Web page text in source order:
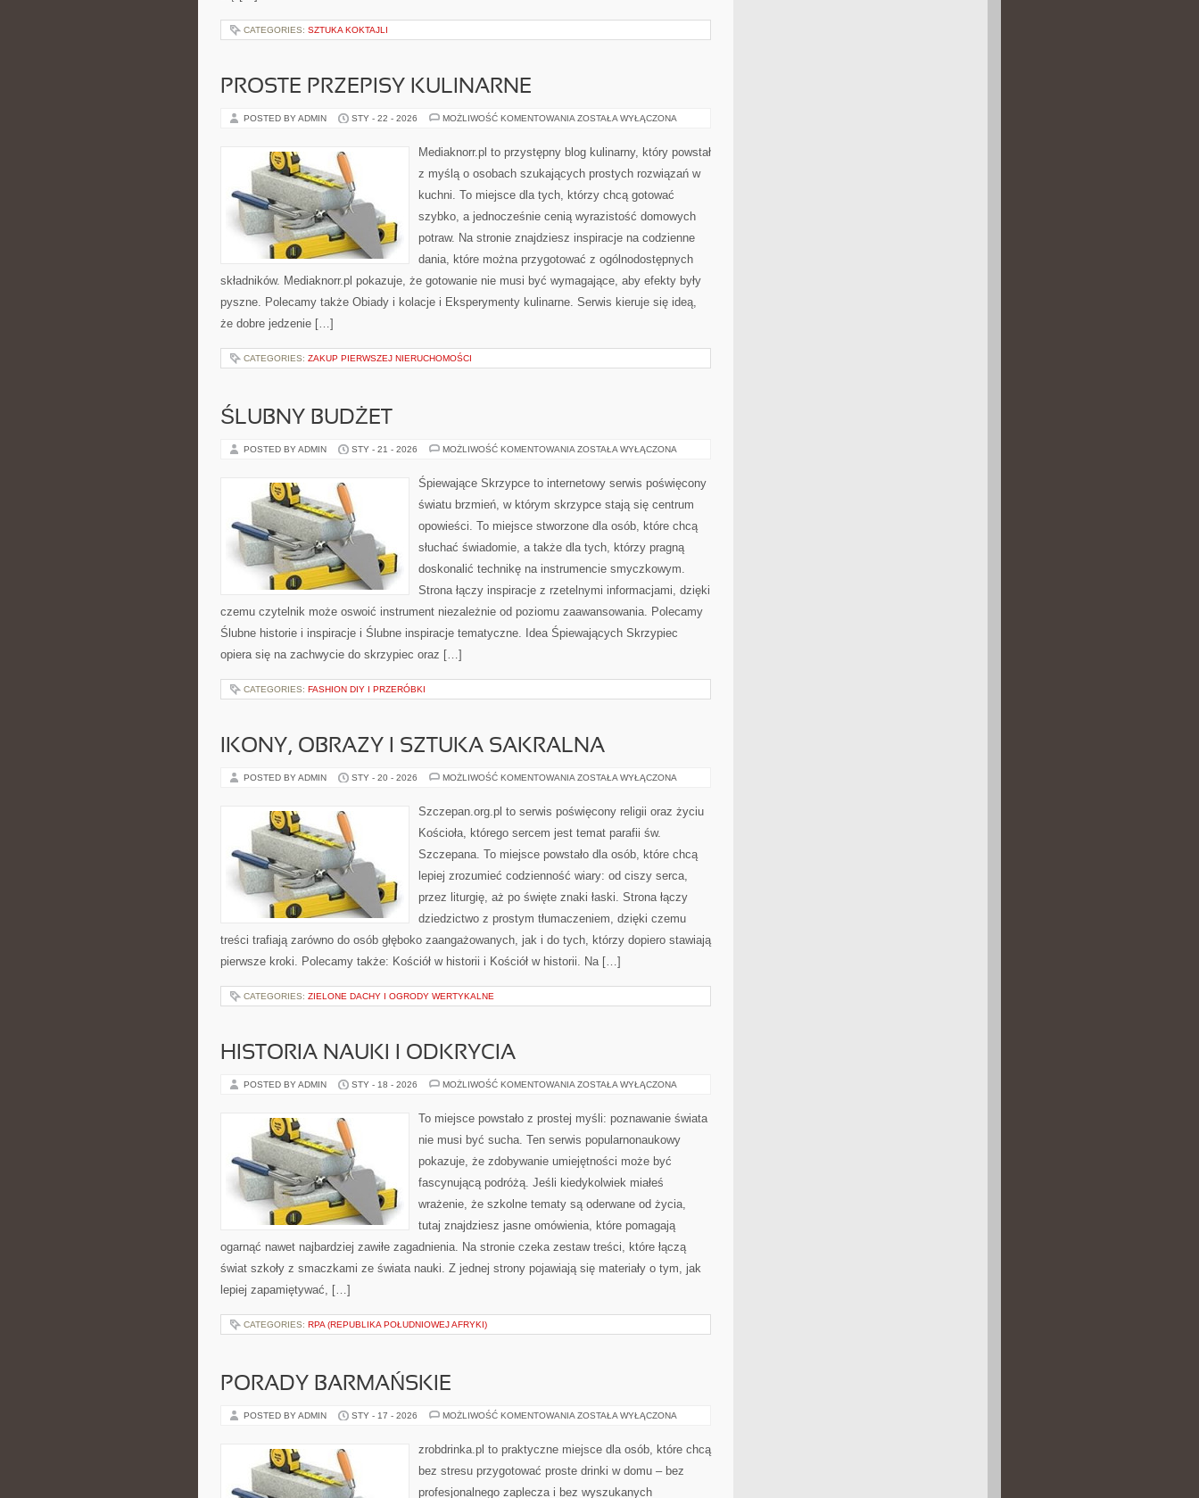
CATEGORIES: SZTUKA KOKTAJLI
PROSTE PRZEPISY KULINARNE
POSTED BY ADMIN STY - 22 - 2026 MOŻLIWOŚĆ KOMENTOWANIA PROSTE
ZOSTAŁA WYŁĄCZONA
Mediaknorr.pl to przystępny blog kulinarny, który powstał
z myślą o osobach szukających prostych rozwiązań w
kuchni. To miejsce dla tych, którzy chcą gotować
szybko, a jednocześnie cenią wyrazistość domowych
potraw. Na stronie znajdziesz inspiracje na codzienne
dania, które można przygotować z ogólnodostępnych
składników. Mediaknorr.pl pokazuje, że gotowanie nie musi być wymagające, aby efekty były
pyszne. Polecamy także Obiady i kolacje i Eksperymenty kulinarne. Serwis kieruje się ideą,
że dobre jedzenie […]
CATEGORIES: ZAKUP PIERWSZEJ NIERUCHOMOŚCI
ŚLUBNY BUDŻET
POSTED BY ADMIN STY - 21 - 2026 MOŻLIWOŚĆ KOMENTOWANIA ŚLUBNY
ZOSTAŁA WYŁĄCZONA
Śpiewające Skrzypce to internetowy serwis poświęcony
światu brzmień, w którym skrzypce stają się centrum
opowieści. To miejsce stworzone dla osób, które chcą
słuchać świadomie, a także dla tych, którzy pragną
doskonalić technikę na instrumencie smyczkowym.
Strona łączy inspiracje z rzetelnymi informacjami, dzięki
czemu czytelnik może oswoić instrument niezależnie od poziomu zaawansowania. Polecamy
Ślubne historie i inspiracje i Ślubne inspiracje tematyczne. Idea Śpiewających Skrzypiec
opiera się na zachwycie do skrzypiec oraz […]
CATEGORIES: FASHION DIY I PRZERÓBKI
IKONY, OBRAZY I SZTUKA SAKRALNA
POSTED BY ADMIN STY - 20 - 2026 MOŻLIWOŚĆ KOMENTOWANIA IKONY,
SZTUKA
SAKRALNA
ZOSTAŁA WYŁĄCZONA
Szczepan.org.pl to serwis poświęcony religii oraz życiu
Kościoła, którego sercem jest temat parafii św.
Szczepana. To miejsce powstało dla osób, które chcą
lepiej zrozumieć codzienność wiary: od ciszy serca,
przez liturgię, aż po święte znaki łaski. Strona łączy
dziedzictwo z prostym tłumaczeniem, dzięki czemu
treści trafiają zarówno do osób głęboko zaangażowanych, jak i do tych, którzy dopiero stawiają
pierwsze kroki. Polecamy także: Kościół w historii i Kościół w historii. Na […]
CATEGORIES: ZIELONE DACHY I OGRODY WERTYKALNE
HISTORIA NAUKI I ODKRYCIA
POSTED BY ADMIN STY - 18 - 2026 MOŻLIWOŚĆ KOMENTOWANIA HISTORIA
ODKRYCIA
ZOSTAŁA WYŁĄCZONA
To miejsce powstało z prostej myśli: poznawanie świata
nie musi być sucha. Ten serwis popularnonaukowy
pokazuje, że zdobywanie umiejętności może być
fascynującą podróżą. Jeśli kiedykolwiek miałeś
wrażenie, że szkolne tematy są oderwane od życia,
tutaj znajdziesz jasne omówienia, które pomagają
ogarnąć nawet najbardziej zawiłe zagadnienia. Na stronie czeka zestaw treści, które łączą
świat szkoły z smaczkami ze świata nauki. Z jednej strony pojawiają się materiały o tym, jak
lepiej zapamiętywać, […]
CATEGORIES: RPA (REPUBLIKA POŁUDNIOWEJ AFRYKI)
PORADY BARMAŃSKIE
POSTED BY ADMIN STY - 17 - 2026 MOŻLIWOŚĆ KOMENTOWANIA PORADY
ZOSTAŁA WYŁĄCZONA
zrobdrinka.pl to praktyczne miejsce dla osób, które chcą
bez stresu przygotować proste drinki w domu – bez
profesjonalnego zaplecza i bez wyszukanych